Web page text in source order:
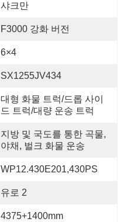
샤크만
F3000 강화 버전
6×4
SX1255JV434
대형 화물 트럭/드롭 사이
드 트럭/대량 운송 트럭
지방 및 국도를 통한 곡물,
야채, 벌크 화물 운송
WP12.430E201,430PS
유로 2
4375+1400mm